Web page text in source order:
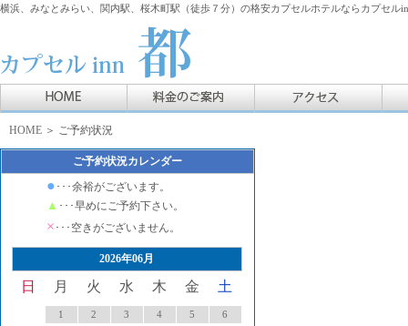
横浜、みなとみらい、関内駅、桜木町駅（徒歩７分）の格安カプセルホテルならカプセル
HOME ＞ ご予約状況
ご予約状況カレンダー
● ･･･余裕がございます。
▲ ･･･早めにご予約下さい。
× ･･･空きがございません。
2026年06月
日 月 火 水 木 金 土
1 2 3 4 5 6